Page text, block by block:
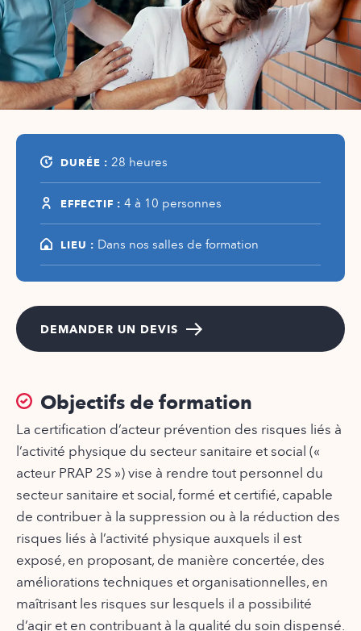
Objectifs de formation
La certification d’acteur prévention des risques liés à
l’activité physique du secteur sanitaire et social («
acteur PRAP 2S ») vise à rendre tout personnel du
secteur sanitaire et social, formé et certifié, capable
de contribuer à la suppression ou à la réduction des
risques liés à l’activité physique auxquels il est
exposé, en proposant, de manière concertée, des
améliorations techniques et organisationnelles, en
maîtrisant les risques sur lesquels il a possibilité
d’agir et en contribuant à la qualité du soin dispensé.
DURÉE : 28 heures
EFFECTIF : 4 à 10 personnes
LIEU : Dans nos salles de formation
DEMANDER UN DEVIS